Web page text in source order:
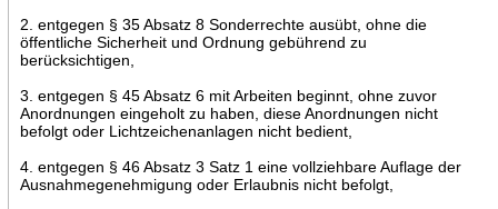
2. entgegen § 35 Absatz 8 Sonderrechte ausübt, ohne die
öffentliche Sicherheit und Ordnung gebührend zu
berücksichtigen,
3. entgegen § 45 Absatz 6 mit Arbeiten beginnt, ohne zuvor
Anordnungen eingeholt zu haben, diese Anordnungen nicht
befolgt oder Lichtzeichenanlagen nicht bedient,
4. entgegen § 46 Absatz 3 Satz 1 eine vollziehbare Auflage der
Ausnahmegenehmigung oder Erlaubnis nicht befolgt,